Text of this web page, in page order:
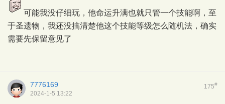
可能我没仔细玩，他命运升满也就只管一个技能啊，至
于圣遗物，我还没搞清楚他这个技能等级怎么随机法，确实
需要先保留意见了
175#
7776169
2024-1-5 13:22